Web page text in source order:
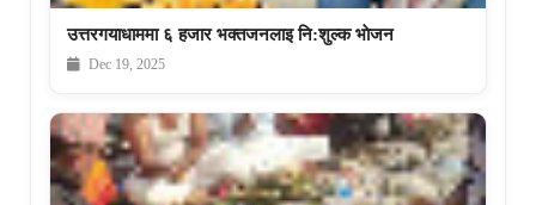
उत्तरगयाधाममा ६ हजार भक्तजनलाइ नि:शुल्क भाेजन
Dec 19, 2025